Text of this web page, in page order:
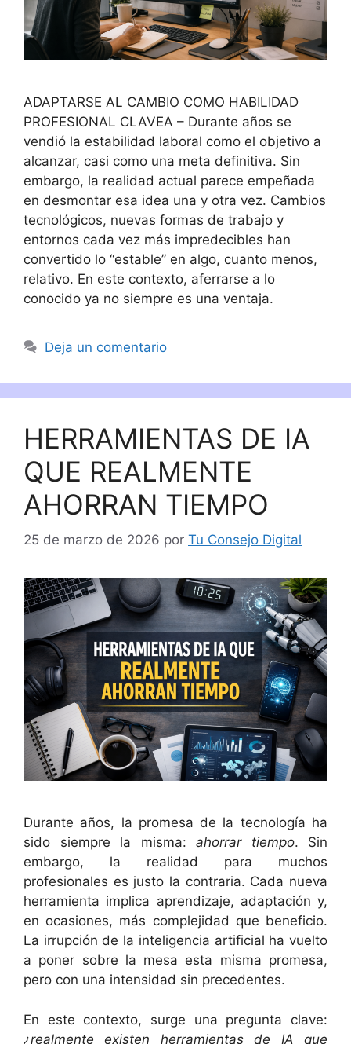
ADAPTARSE AL CAMBIO COMO HABILIDAD
PROFESIONAL CLAVEA – Durante años se
vendió la estabilidad laboral como el objetivo a
alcanzar, casi como una meta definitiva. Sin
embargo, la realidad actual parece empeñada
en desmontar esa idea una y otra vez. Cambios
tecnológicos, nuevas formas de trabajo y
entornos cada vez más impredecibles han
convertido lo “estable” en algo, cuanto menos,
relativo. En este contexto, aferrarse a lo
conocido ya no siempre es una ventaja.
Deja un comentario
HERRAMIENTAS DE IA
QUE REALMENTE
AHORRAN TIEMPO
25 de marzo de 2026 por Tu Consejo Digital
Durante años, la promesa de la tecnología ha
sido siempre la misma: ahorrar tiempo. Sin
embargo, la realidad para muchos
profesionales es justo la contraria. Cada nueva
herramienta implica aprendizaje, adaptación y,
en ocasiones, más complejidad que beneficio.
La irrupción de la inteligencia artificial ha vuelto
a poner sobre la mesa esta misma promesa,
pero con una intensidad sin precedentes.
En este contexto, surge una pregunta clave:
¿realmente existen herramientas de IA que